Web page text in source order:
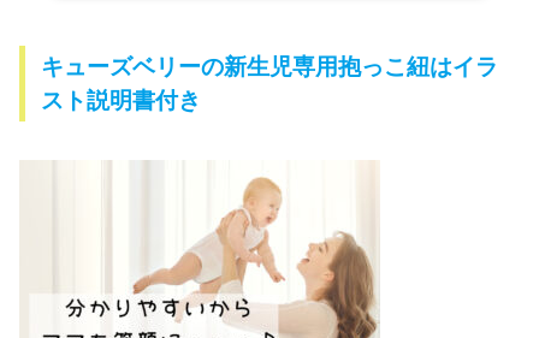
キューズベリーの新生児専用抱っこ紐はイラ
スト説明書付き